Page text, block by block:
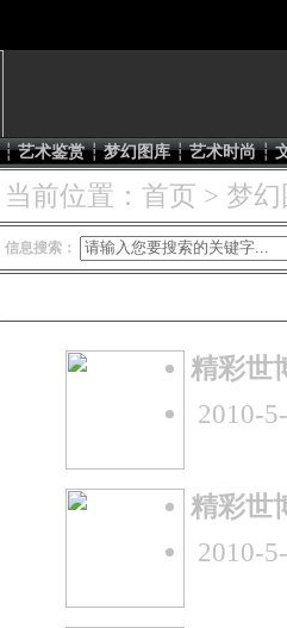
┆ 艺术鉴赏 ┆ 梦幻图库 ┆ 艺术时尚 ┆
当前位置： 首页 > 梦
信息搜索：
精彩世
2010-
精彩世
2010-